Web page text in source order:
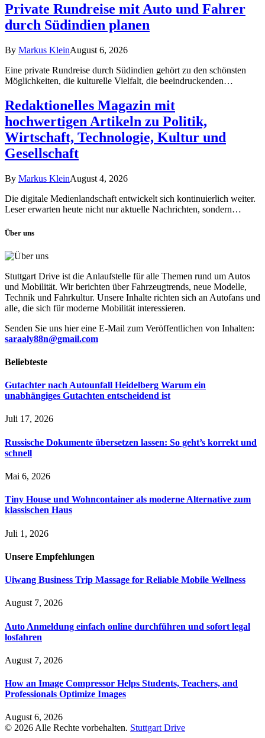
Private Rundreise mit Auto und Fahrer
durch Südindien planen
By Markus KleinAugust 6, 2026
Eine private Rundreise durch Südindien gehört zu den schönsten
Möglichkeiten, die kulturelle Vielfalt, die beeindruckenden…
Redaktionelles Magazin mit
hochwertigen Artikeln zu Politik,
Wirtschaft, Technologie, Kultur und
Gesellschaft
By Markus KleinAugust 4, 2026
Die digitale Medienlandschaft entwickelt sich kontinuierlich weiter.
Leser erwarten heute nicht nur aktuelle Nachrichten, sondern…
Über uns
Stuttgart Drive ist die Anlaufstelle für alle Themen rund um Autos
und Mobilität. Wir berichten über Fahrzeugtrends, neue Modelle,
Technik und Fahrkultur. Unsere Inhalte richten sich an Autofans und
alle, die sich für moderne Mobilität interessieren.
Senden Sie uns hier eine E-Mail zum Veröffentlichen von Inhalten:
saraaly88n@gmail.com
Beliebteste
Gutachter nach Autounfall Heidelberg Warum ein
unabhängiges Gutachten entscheidend ist
Juli 17, 2026
Russische Dokumente übersetzen lassen: So geht’s korrekt und
schnell
Mai 6, 2026
Tiny House und Wohncontainer als moderne Alternative zum
klassischen Haus
Juli 1, 2026
Unsere Empfehlungen
Uiwang Business Trip Massage for Reliable Mobile Wellness
August 7, 2026
Auto Anmeldung einfach online durchführen und sofort legal
losfahren
August 7, 2026
How an Image Compressor Helps Students, Teachers, and
Professionals Optimize Images
August 6, 2026
© 2026 Alle Rechte vorbehalten. Stuttgart Drive